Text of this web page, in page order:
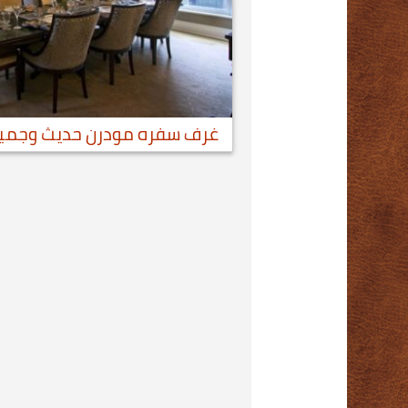
غرف سفره مودرن حديث